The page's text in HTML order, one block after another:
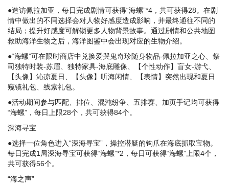
●造访佩拉加亚，每日完成剧情可获得“海螺”*4，共可获得28。在剧
情中做出的不同选择会对人物好感度造成影响，并最终通往不同的
结局；提升好感度可解锁更多人物背景故事。通过剧情和公共地图
救助海洋生物之后，海洋图鉴中会出现对应的生物介绍。
●“海螺”可在限时商店中兑换爱哭鬼奇珍随身物品-佩拉加亚之心、祭
司独特时装-苏眉、独特家具-海底雕像、【个性动作】盲女-游弋、
【头像】沁凉夏日、【头像】听海闲情、【表情】突然出现和夏日
窥镜礼包、线索礼包。
●活动期间参与匹配、排位、混沌纷争、五排赛、加页手记均可获得
“海螺”，每日上限28个，共可获得84个。
深海寻宝
●选择一位角色进入“深海寻宝”，操控潜艇的钩爪在海底抓取宝物。
每日完成1局深海寻宝可获得“海螺”*2，每日可获得“海螺”上限4个，
共可获得56个。
“海之声”